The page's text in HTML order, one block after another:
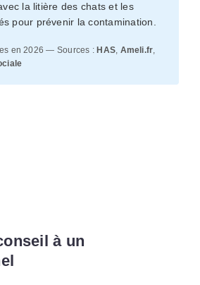
la litière des chats et les
pour prévenir la contamination.
en 2026 — Sources : HAS, Ameli.fr,
à un